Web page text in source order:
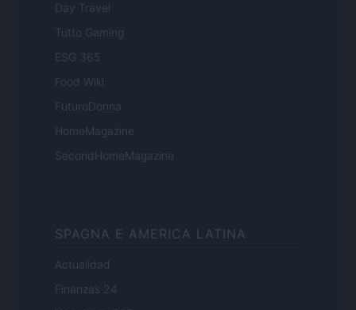
Day Travel
Tutto Gaming
ESG 365
Food Wiki
FuturoDonna
HomeMagazine
SecondHomeMagazine
SPAGNA E AMERICA LATINA
Actualidad
Finanzas 24